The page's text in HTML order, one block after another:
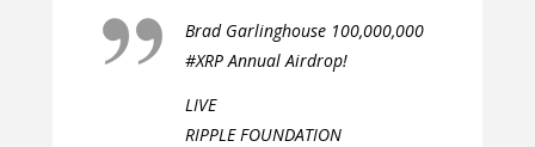
Brad Garlinghouse 100,000,000
#XRP Annual Airdrop!
LIVE
RIPPLE FOUNDATION